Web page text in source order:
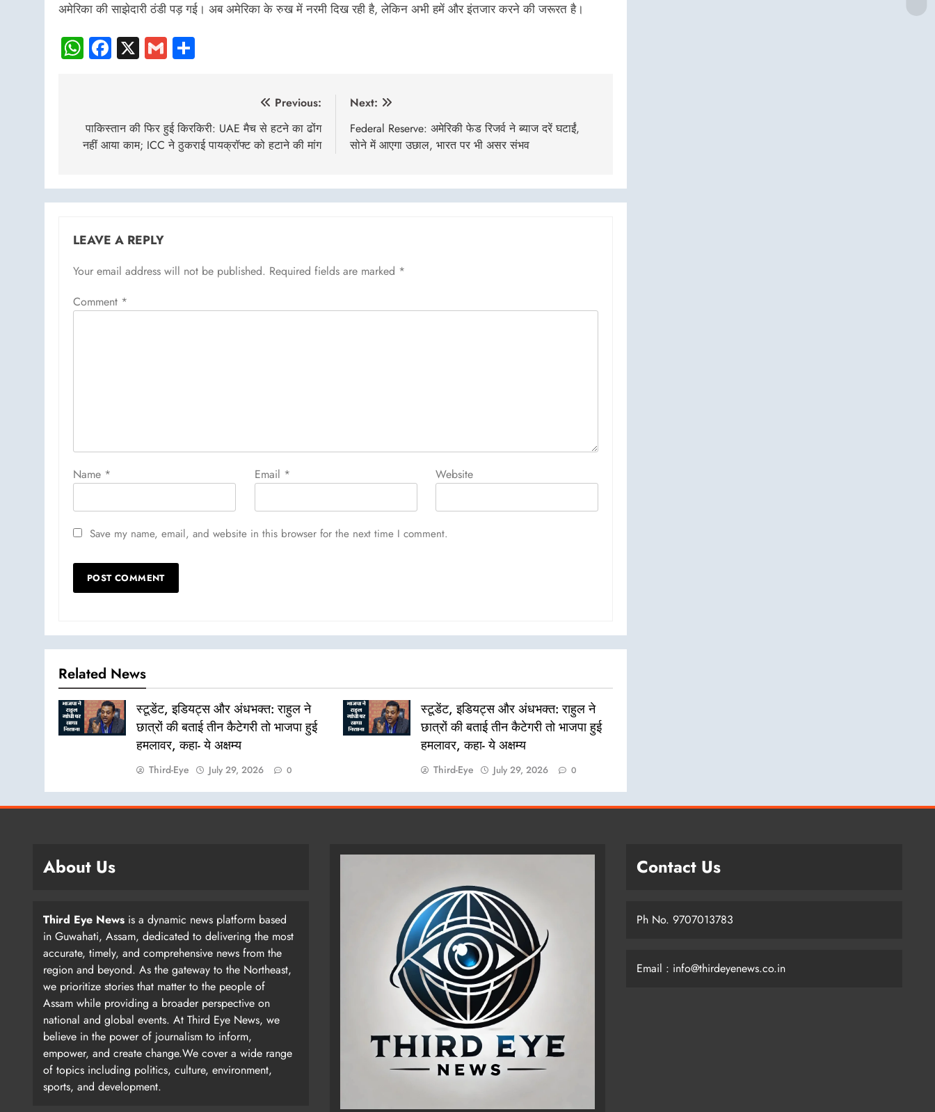
अमेरिका की साझेदारी ठंडी पड़ गई। अब अमेरिका के रुख में नरमी दिख रही है, लेकिन अभी हमें और इंतजार करने की जरूरत है।
WhatsApp
Facebook
X Gmail
navigation
Previous:
पाकिस्तान की फिर हुई किरकिरी: UAE मैच से हटने का ढोंग
नहीं आया काम; ICC ने ठुकराई पायक्रॉफ्ट को हटाने की मांग
Next:
Federal Reserve: अमेरिकी फेड रिजर्व ने ब्याज दरें घटाईं,
सोने में आएगा उछाल, भारत पर भी असर संभव
LEAVE A REPLY
Your email address will not be published. Required fields are marked *
Comment *
Name * Email * Website
Save my name, email, and website in this browser for the next time I comment.
Related News
स्टूडेंट, इडियट्स और अंधभक्त: राहुल ने
छात्रों की बताई तीन कैटेगरी तो भाजपा हुई
हमलावर, कहा- ये अक्षम्य
Third-Eye July 29, 2026 0
स्टूडेंट, इडियट्स और अंधभक्त: राहुल ने
छात्रों की बताई तीन कैटेगरी तो भाजपा हुई
हमलावर, कहा- ये अक्षम्य
Third-Eye July 29, 2026 0
About Us
Third Eye News is a dynamic news platform based
in Guwahati, Assam, dedicated to delivering the most
accurate, timely, and comprehensive news from the
region and beyond. As the gateway to the Northeast,
we prioritize stories that matter to the people of
Assam while providing a broader perspective on
national and global events. At Third Eye News, we
believe in the power of journalism to inform,
empower, and create change.We cover a wide range
of topics including politics, culture, environment,
sports, and development.
Contact Us
Ph No. 9707013783
Email : info@thirdeyenews.co.in